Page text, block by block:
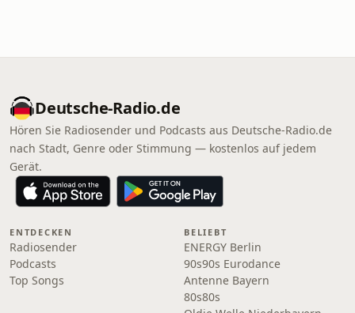
Deutsche-Radio.de
Hören Sie Radiosender und Podcasts aus Deutsche-Radio.de
nach Stadt, Genre oder Stimmung — kostenlos auf jedem
Gerät.
ENTDECKEN
Radiosender
Podcasts
Top Songs
BELIEBT
ENERGY Berlin
90s90s Eurodance
Antenne Bayern
80s80s